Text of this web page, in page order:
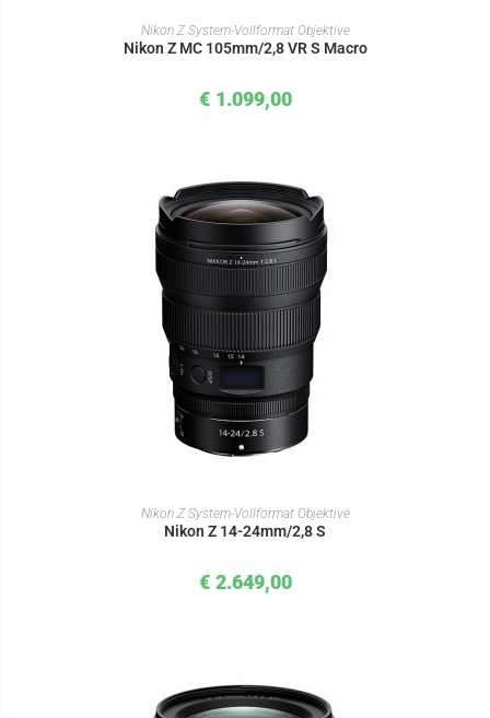
IN DEN WARENKORB
Nikon Z System-Vollformat Objektive
Nikon Z MC 105mm/2,8 VR S Macro
€ 1.099,00
IN DEN WARENKORB
Nikon Z System-Vollformat Objektive
Nikon Z 14-24mm/2,8 S
€ 2.649,00